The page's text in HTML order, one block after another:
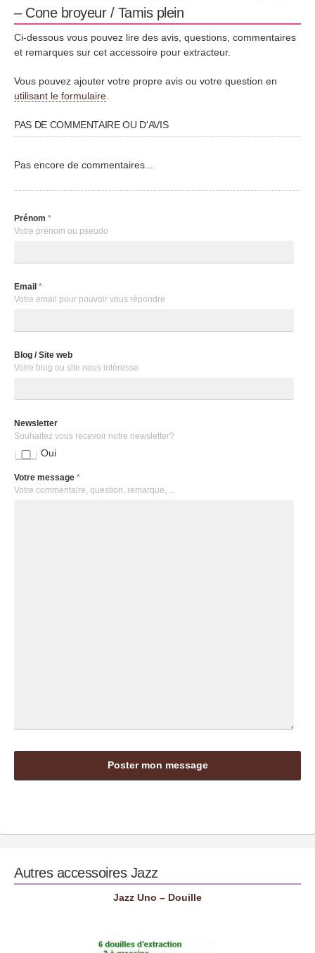
– Cone broyeur / Tamis plein
Ci-dessous vous pouvez lire des avis, questions, commentaires
et remarques sur cet accessoire pour extracteur.
Vous pouvez ajouter votre propre avis ou votre question en
utilisant le formulaire
PAS DE COMMENTAIRE OU D'AVIS
Pas encore de commentaires...
Prénom *
Votre prénom ou pseudo
Email *
Votre email pour pouvoir vous répondre
Blog / Site web
Votre blog ou site nous intéresse
Newsletter
Souhaitez vous recevoir notre newsletter?
Oui
Votre message *
Votre commentaire, question, remarque, ...
Autres accessoires Jazz
Jazz Uno – Douille